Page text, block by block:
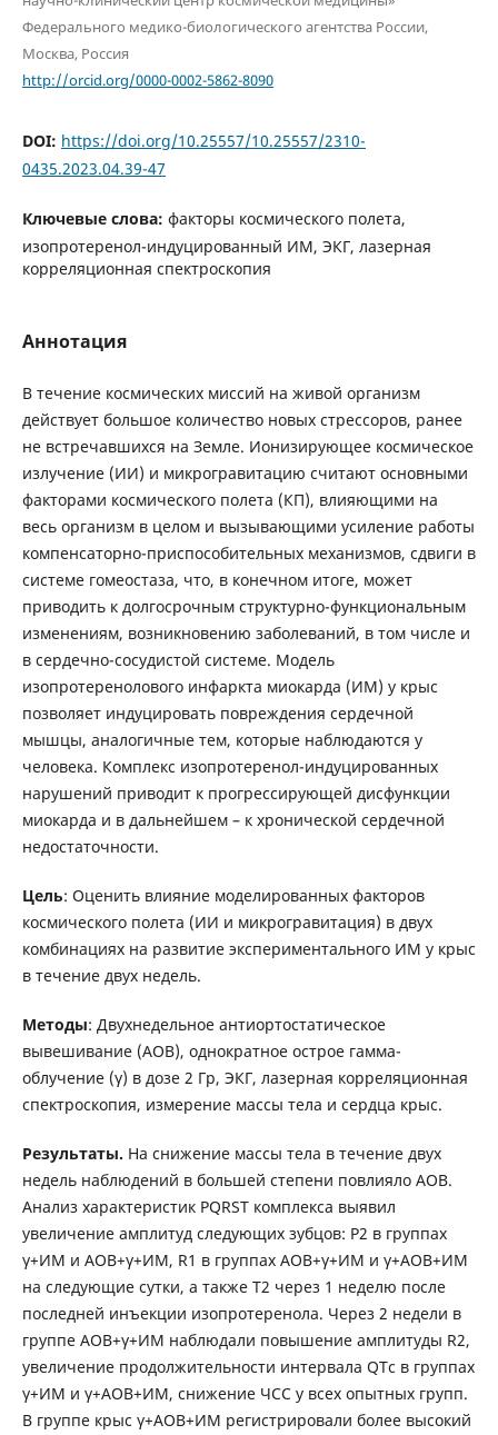
Федерального медико-биологического агентства России,
Москва, Россия
http://orcid.org/0000-0002-5862-8090
DOI: https://doi.org/10.25557/10.25557/2310-
0435.2023.04.39-47
Ключевые слова: факторы космического полета,
изопротеренол-индуцированный ИМ, ЭКГ, лазерная
корреляционная спектроскопия
Аннотация
В течение космических миссий на живой организм
действует большое количество новых стрессоров, ранее
не встречавшихся на Земле. Ионизирующее космическое
излучение (ИИ) и микрогравитацию считают основными
факторами космического полета (КП), влияющими на
весь организм в целом и вызывающими усиление работы
компенсаторно-приспособительных механизмов, сдвиги в
системе гомеостаза, что, в конечном итоге, может
приводить к долгосрочным структурно-функциональным
изменениям, возникновению заболеваний, в том числе и
в сердечно-сосудистой системе. Модель
изопротеренолового инфаркта миокарда (ИМ) у крыс
позволяет индуцировать повреждения сердечной
мышцы, аналогичные тем, которые наблюдаются у
человека. Комплекс изопротеренол-индуцированных
нарушений приводит к прогрессирующей дисфункции
миокарда и в дальнейшем – к хронической сердечной
недостаточности.
Цель: Оценить влияние моделированных факторов
космического полета (ИИ и микрогравитация) в двух
комбинациях на развитие экспериментального ИМ у крыс
в течение двух недель.
Методы: Двухнедельное антиортостатическое
вывешивание (АОВ), однократное острое гамма-
облучение (γ) в дозе 2 Гр, ЭКГ, лазерная корреляционная
спектроскопия, измерение массы тела и сердца крыс.
Результаты. На снижение массы тела в течение двух
недель наблюдений в большей степени повлияло АОВ.
Анализ характеристик PQRST комплекса выявил
увеличение амплитуд следующих зубцов: P2 в группах
γ+ИМ и АОВ+γ+ИМ, R1 в группах АОВ+γ+ИМ и γ+АОВ+ИМ
на следующие сутки, а также T2 через 1 неделю после
последней инъекции изопротеренола. Через 2 недели в
группе АОВ+γ+ИМ наблюдали повышение амплитуды R2,
увеличение продолжительности интервала QTc в группах
γ+ИМ и γ+АОВ+ИМ, снижение ЧСС у всех опытных групп.
В группе крыс γ+АОВ+ИМ регистрировали более высокий